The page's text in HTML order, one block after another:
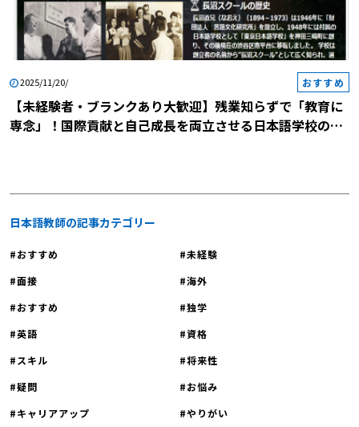
2025/11/20/ おすすめ
【未経験者・ブランクあり大歓迎】残業知らずで「教育に
専念」！国際貢献と自己成長を両立させる日本語学校の説
日本語教師の記事カテゴリー
おすすめ
未経験
面接
海外
おすすめ
独学
英語
資格
スキル
将来性
疑問
お悩み
キャリアアップ
やりがい